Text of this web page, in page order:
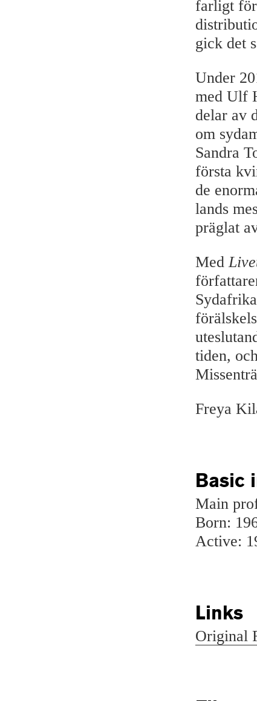
farligt
gick det
Under
med Ulf
delar av
om
Sandra
första
de
lands
präglat
Med
tiden,
Freya
Basic
Main
Born:
Active:
Links
Original